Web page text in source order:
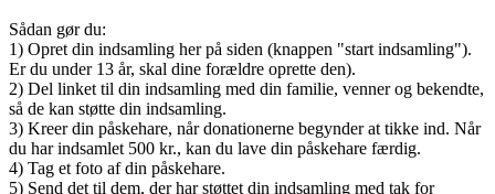
Sådan gør du:
1) Opret din indsamling her på siden (knappen "start indsamling").
Er du under 13 år, skal dine forældre oprette den).
2) Del linket til din indsamling med din familie, venner og bekendte,
så de kan støtte din indsamling.
3) Kreer din påskehare, når donationerne begynder at tikke ind. Når
du har indsamlet 500 kr., kan du lave din påskehare færdig.
4) Tag et foto af din påskehare.
5) Send det til dem, der har støttet din indsamling med tak for